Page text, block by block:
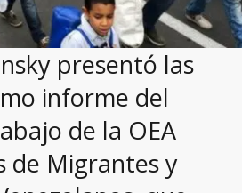
presentó las
informe del
de la OEA
de Migrantes y